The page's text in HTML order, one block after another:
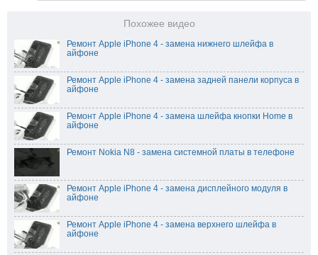
Похожее видео
Ремонт Apple iPhone 4 - замена нижнего шлейфа в
айфоне
Ремонт Apple iPhone 4 - замена задней панели корпуса в
айфоне
Ремонт Apple iPhone 4 - замена шлейфа кнопки Home в
айфоне
Ремонт Nokia N8 - замена системной платы в телефоне
Ремонт Apple iPhone 4 - замена дисплейного модуля в
айфоне
Ремонт Apple iPhone 4 - замена верхнего шлейфа в
айфоне